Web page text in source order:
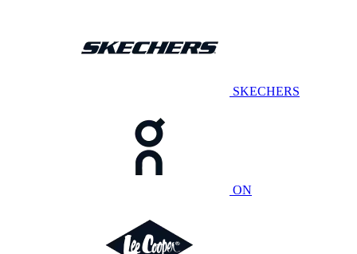
SKECHERS
ON